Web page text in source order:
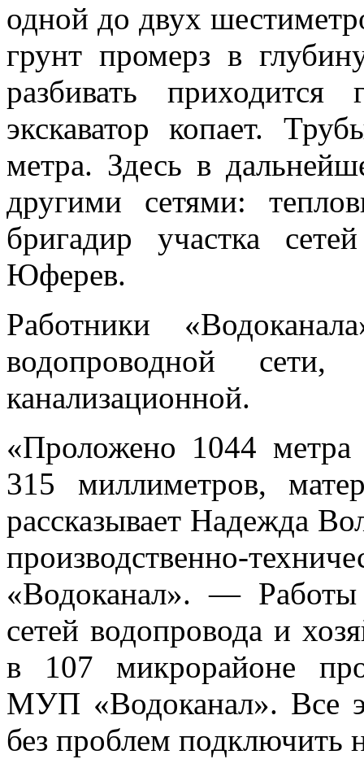
одной до двух
грунт промерз в
разбивать
экскаватор копает.
метра. Здесь в
другими сетями:
бригадир участка
Юферев.
Работники
водопроводной сети,
канализационной.
«Проложено 1044 метра
315 миллиметров,
рассказывает Надежда
производственно-
«Водоканал». — Работы
сетей водопровода и
в 107 микрорайоне
МУП «Водоканал». Все
без проблем подключить